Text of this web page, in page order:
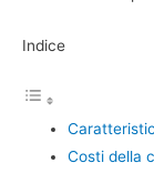
Indice
Costi della